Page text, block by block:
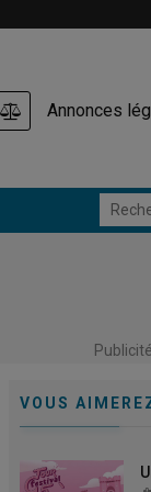
Annonces
Publicité
VOUS